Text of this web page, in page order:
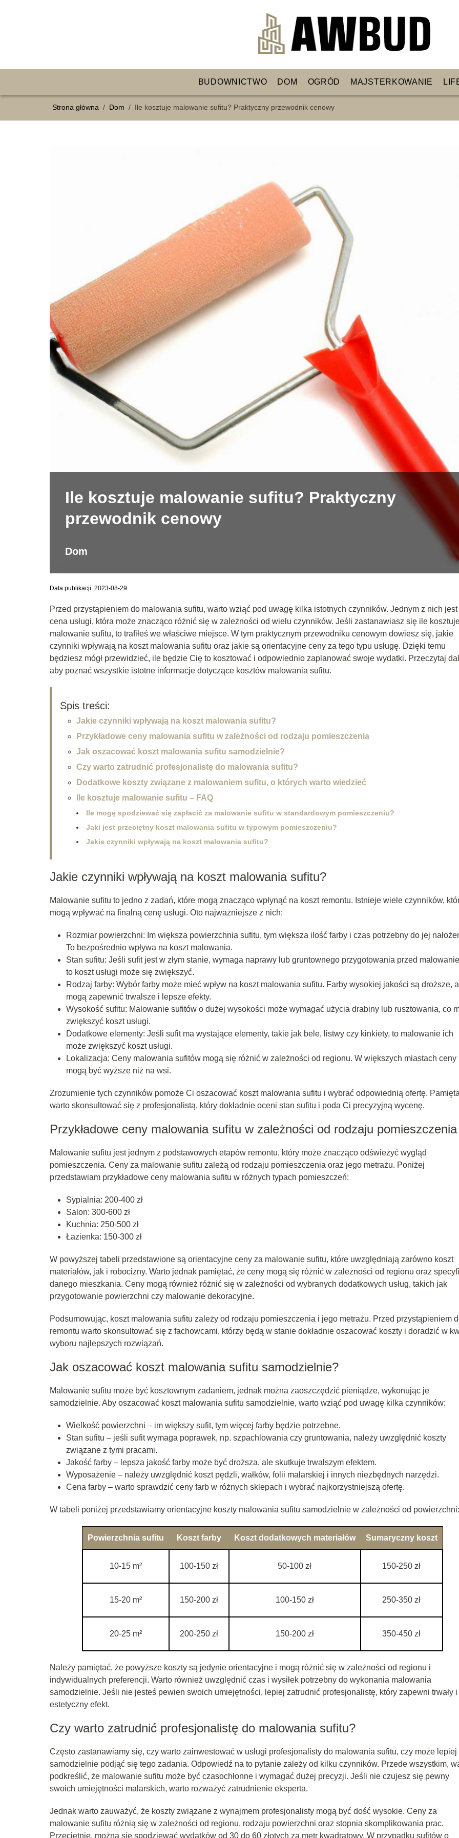
BUDOWNICTWO DOM OGRÓD MAJSTERKOWANIE
Strona główna / Dom / Ile kosztuje malowanie sufitu? Praktyczny przewodnik cenowy
Ile kosztuje malowanie sufitu? Praktyczny
przewodnik cenowy
Dom
Data publikacji: 2023-08-29
Przed przystąpieniem do malowania sufitu, warto wziąć pod uwagę kilka istotnych czynników. Jednym z nich jest
cena usługi, która może znacząco różnić się w zależności od wielu czynników. Jeśli zastanawiasz się ile
malowanie sufitu, to trafiłeś we właściwe miejsce. W tym praktycznym przewodniku cenowym dowiesz się, jakie
czynniki wpływają na koszt malowania sufitu oraz jakie są orientacyjne ceny za tego typu usługę. Dzięki temu
będziesz mógł przewidzieć, ile będzie Cię to kosztować i odpowiednio zaplanować swoje wydatki. Przeczytaj
aby poznać wszystkie istotne informacje dotyczące kosztów malowania sufitu.
Spis treści:
Jakie czynniki wpływają na koszt malowania sufitu?
Przykładowe ceny malowania sufitu w zależności od rodzaju pomieszczenia
Jak oszacować koszt malowania sufitu samodzielnie?
Czy warto zatrudnić profesjonalistę do malowania sufitu?
Dodatkowe koszty związane z malowaniem sufitu, o których warto wiedzieć
Ile kosztuje malowanie sufitu – FAQ
Ile mogę spodziewać się zapłacić za malowanie sufitu w standardowym pomieszczeniu?
Jaki jest przeciętny koszt malowania sufitu w typowym pomieszczeniu?
Jakie czynniki wpływają na koszt malowania sufitu?
Jakie czynniki wpływają na koszt malowania sufitu?
Malowanie sufitu to jedno z zadań, które mogą znacząco wpłynąć na koszt remontu. Istnieje wiele czynników,
mogą wpływać na finalną cenę usługi. Oto najważniejsze z nich:
Rozmiar powierzchni: Im większa powierzchnia sufitu, tym większa ilość farby i czas potrzebny do jej
To bezpośrednio wpływa na koszt malowania.
Stan sufitu: Jeśli sufit jest w złym stanie, wymaga naprawy lub gruntownego przygotowania przed
to koszt usługi może się zwiększyć.
Rodzaj farby: Wybór farby może mieć wpływ na koszt malowania sufitu. Farby wysokiej jakości są droższe,
mogą zapewnić trwalsze i lepsze efekty.
Wysokość sufitu: Malowanie sufitów o dużej wysokości może wymagać użycia drabiny lub rusztowania, co
zwiększyć koszt usługi.
Dodatkowe elementy: Jeśli sufit ma wystające elementy, takie jak bele, listwy czy kinkiety, to malowanie ich
może zwiększyć koszt usługi.
Lokalizacja: Ceny malowania sufitów mogą się różnić w zależności od regionu. W większych miastach ceny
mogą być wyższe niż na wsi.
Zrozumienie tych czynników pomoże Ci oszacować koszt malowania sufitu i wybrać odpowiednią ofertę.
warto skonsultować się z profesjonalistą, który dokładnie oceni stan sufitu i poda Ci precyzyjną wycenę.
Przykładowe ceny malowania sufitu w zależności od rodzaju pomieszczenia
Malowanie sufitu jest jednym z podstawowych etapów remontu, który może znacząco odświeżyć wygląd
pomieszczenia. Ceny za malowanie sufitu zależą od rodzaju pomieszczenia oraz jego metrażu. Poniżej
przedstawiam przykładowe ceny malowania sufitu w różnych typach pomieszczeń:
Sypialnia: 200-400 zł
Salon: 300-600 zł
Kuchnia: 250-500 zł
Łazienka: 150-300 zł
W powyższej tabeli przedstawione są orientacyjne ceny za malowanie sufitu, które uwzględniają zarówno koszt
materiałów, jak i robocizny. Warto jednak pamiętać, że ceny mogą się różnić w zależności od regionu oraz
danego mieszkania. Ceny mogą również różnić się w zależności od wybranych dodatkowych usług, takich jak
przygotowanie powierzchni czy malowanie dekoracyjne.
Podsumowując, koszt malowania sufitu zależy od rodzaju pomieszczenia i jego metrażu. Przed przystąpieniem
remontu warto skonsultować się z fachowcami, którzy będą w stanie dokładnie oszacować koszty i doradzić w
wyboru najlepszych rozwiązań.
Jak oszacować koszt malowania sufitu samodzielnie?
Malowanie sufitu może być kosztownym zadaniem, jednak można zaoszczędzić pieniądze, wykonując je
samodzielnie. Aby oszacować koszt malowania sufitu samodzielnie, warto wziąć pod uwagę kilka czynników:
Wielkość powierzchni – im większy sufit, tym więcej farby będzie potrzebne.
Stan sufitu – jeśli sufit wymaga poprawek, np. szpachlowania czy gruntowania, należy uwzględnić koszty
związane z tymi pracami.
Jakość farby – lepsza jakość farby może być droższa, ale skutkuje trwalszym efektem.
Wyposażenie – należy uwzględnić koszt pędzli, wałków, folii malarskiej i innych niezbędnych narzędzi.
Cena farby – warto sprawdzić ceny farb w różnych sklepach i wybrać najkorzystniejszą ofertę.
W tabeli poniżej przedstawiamy orientacyjne koszty malowania sufitu samodzielnie w zależności od powierzchni:
Powierzchnia sufitu Koszt farby Koszt dodatkowych materiałów Sumaryczny koszt
10-15 m² 100-150 zł 50-100 zł 150-250 zł
15-20 m² 150-200 zł 100-150 zł 250-350 zł
20-25 m² 200-250 zł 150-200 zł 350-450 zł
Należy pamiętać, że powyższe koszty są jedynie orientacyjne i mogą różnić się w zależności od regionu i
indywidualnych preferencji. Warto również uwzględnić czas i wysiłek potrzebny do wykonania malowania
samodzielnie. Jeśli nie jesteś pewien swoich umiejętności, lepiej zatrudnić profesjonalistę, który zapewni trwały i
estetyczny efekt.
Czy warto zatrudnić profesjonalistę do malowania sufitu?
Często zastanawiamy się, czy warto zainwestować w usługi profesjonalisty do malowania sufitu, czy może lepiej
samodzielnie podjąć się tego zadania. Odpowiedź na to pytanie zależy od kilku czynników. Przede wszystkim,
podkreślić, że malowanie sufitu może być czasochłonne i wymagać dużej precyzji. Jeśli nie czujesz się pewny
swoich umiejętności malarskich, warto rozważyć zatrudnienie eksperta.
Jednak warto zauważyć, że koszty związane z wynajmem profesjonalisty mogą być dość wysokie. Ceny za
malowanie sufitu różnią się w zależności od regionu, rodzaju powierzchni oraz stopnia skomplikowania prac.
Przeciętnie, można się spodziewać wydatków od 30 do 60 złotych za metr kwadratowy. W przypadku sufitów o